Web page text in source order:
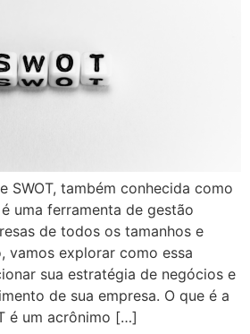
SWOT, também conhecida como
uma ferramenta de gestão
de todos os tamanhos e
vamos explorar como essa
sua estratégia de negócios e
de sua empresa. O que é a
é um acrônimo […]